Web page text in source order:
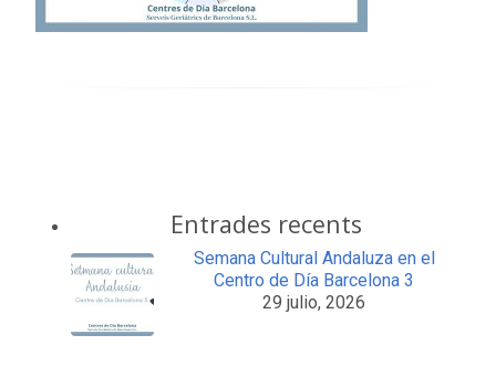
Entrades recents
Semana Cultural Andaluza en el
Centro de Día Barcelona 3
29 julio, 2026